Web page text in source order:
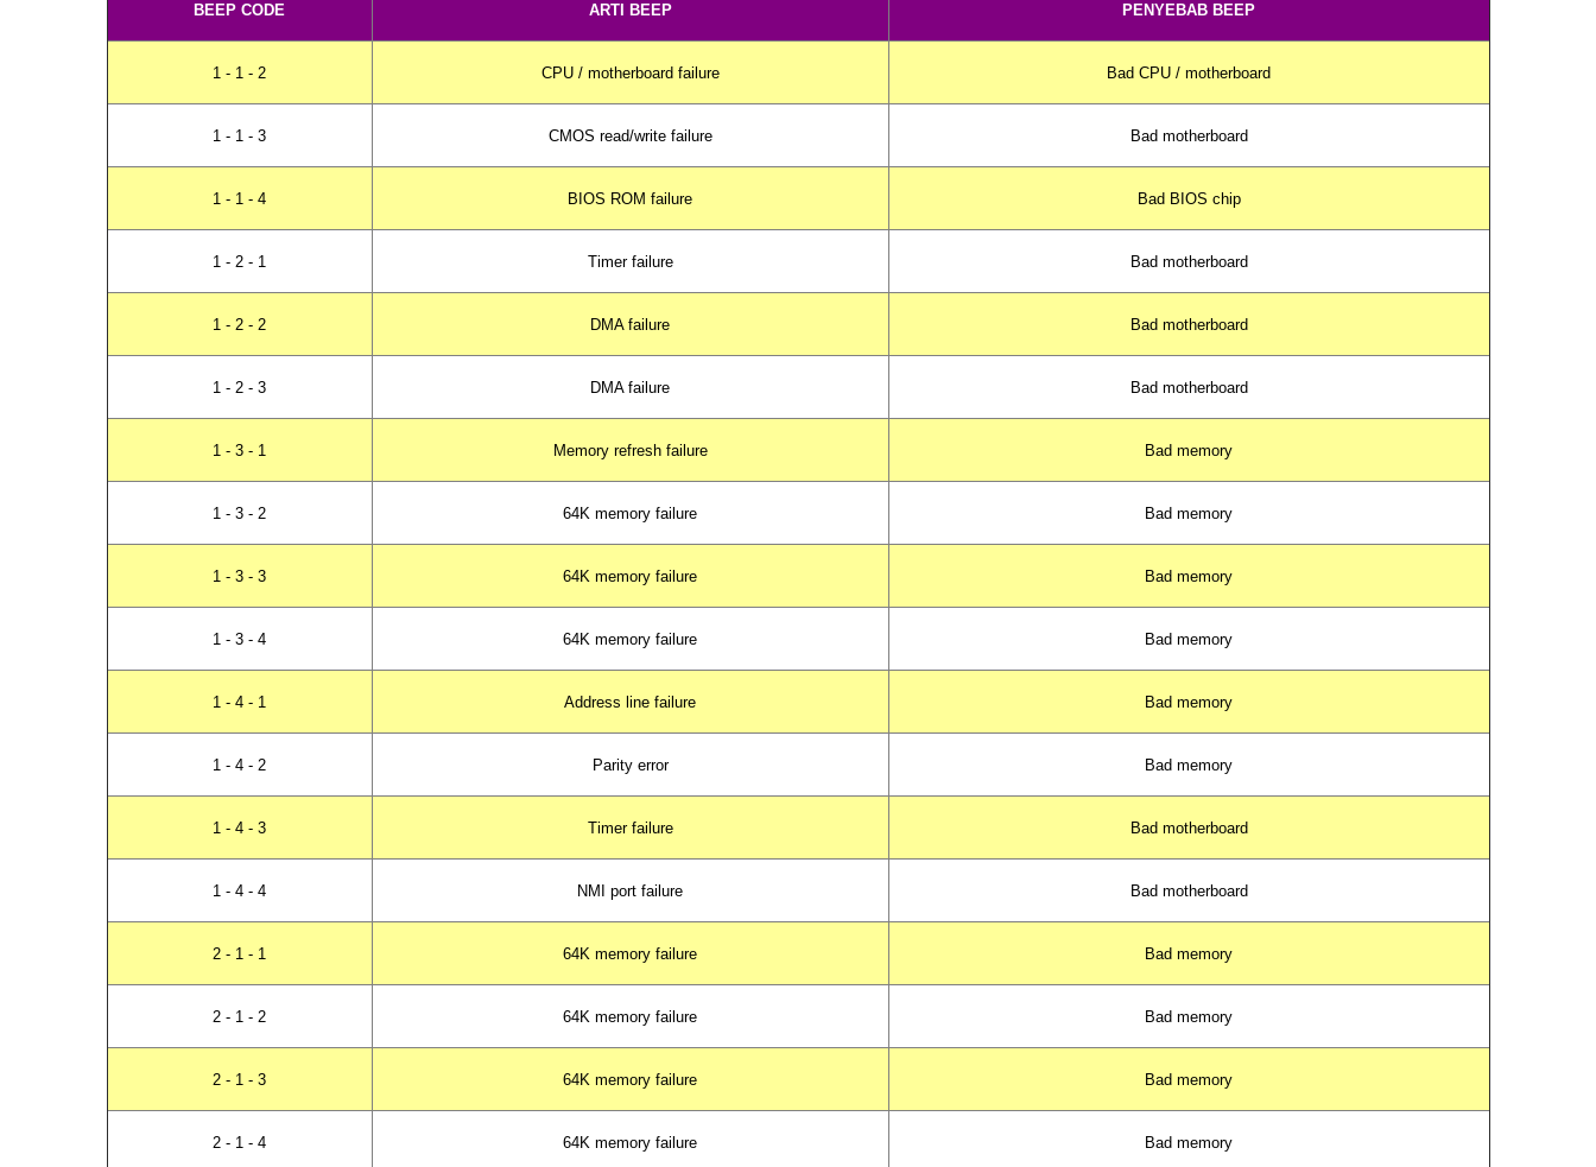
BEEP CODE ARTI BEEP PENYEBAB BEEP
1 - 1 - 2 CPU / motherboard failure Bad CPU / motherboard
1 - 1 - 3 CMOS read/write failure Bad motherboard
1 - 1 - 4 BIOS ROM failure Bad BIOS chip
1 - 2 - 1 Timer failure Bad motherboard
1 - 2 - 2 DMA failure Bad motherboard
1 - 2 - 3 DMA failure Bad motherboard
1 - 3 - 1 Memory refresh failure Bad memory
1 - 3 - 2 64K memory failure Bad memory
1 - 3 - 3 64K memory failure Bad memory
1 - 3 - 4 64K memory failure Bad memory
1 - 4 - 1 Address line failure Bad memory
1 - 4 - 2 Parity error Bad memory
1 - 4 - 3 Timer failure Bad motherboard
1 - 4 - 4 NMI port failure Bad motherboard
2 - 1 - 1 64K memory failure Bad memory
2 - 1 - 2 64K memory failure Bad memory
2 - 1 - 3 64K memory failure Bad memory
2 - 1 - 4 64K memory failure Bad memory